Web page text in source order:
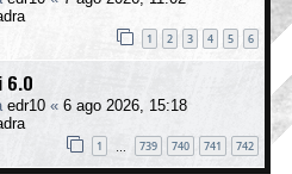
1 2 3 4 5 6
6.0
edr10 « 6 ago 2026, 15:18
1 739 740 741 742